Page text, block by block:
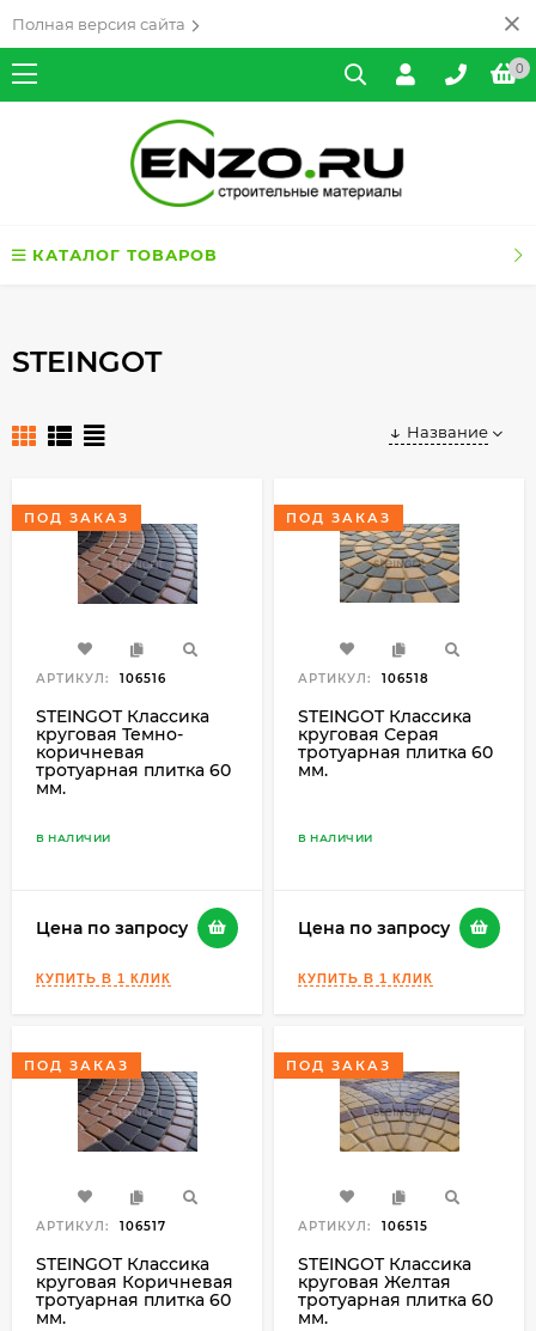
Полная версия сайта
0
КАТАЛОГ ТОВАРОВ
STEINGOT
Название
ПОД ЗАКАЗ
АРТИКУЛ: 106516
STEINGOT Классика
круговая Темно-
коричневая
тротуарная плитка 60
мм.
В НАЛИЧИИ
Цена по запросу
ПОД ЗАКАЗ
АРТИКУЛ: 106518
STEINGOT Классика
круговая Серая
тротуарная плитка 60
мм.
В НАЛИЧИИ
Цена по запросу
ПОД ЗАКАЗ
АРТИКУЛ: 106517
STEINGOT Классика
круговая Коричневая
тротуарная плитка 60
мм.
ПОД ЗАКАЗ
АРТИКУЛ: 106515
STEINGOT Классика
круговая Желтая
тротуарная плитка 60
мм.